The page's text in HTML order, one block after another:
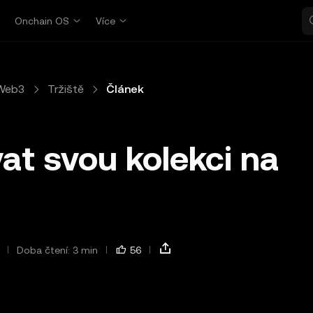
Onchain OS Více
Tržiště Článek
svou kolekci na
Doba čtení: 3 min 56